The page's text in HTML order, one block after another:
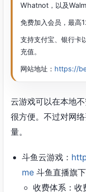
Whatnot，以及
免费加入会员，最高
支持支付宝、银行卡
充值。
网站地址： https://
云游戏可以在本地
很方便。不过对网
量。
斗鱼云游戏：
me 斗鱼直播旗
收费体系：收